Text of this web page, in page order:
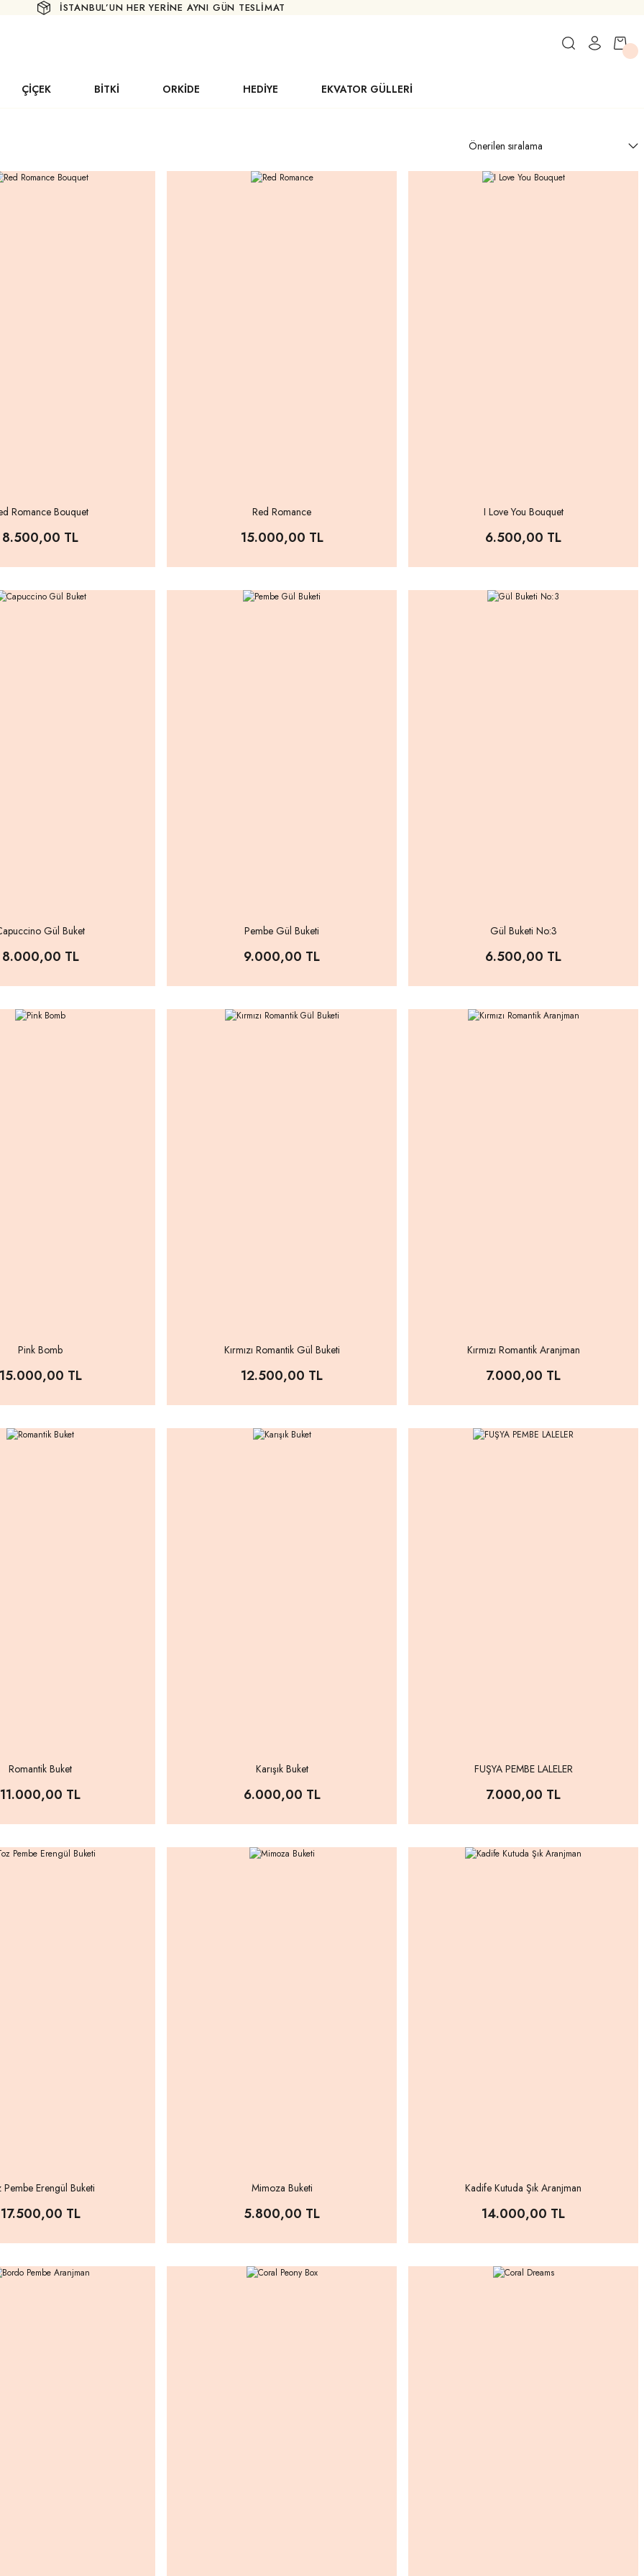
İSTANBUL’UN HER YERİNE AYNI GÜN TESLİMAT
ÇİÇEK BİTKİ ORKİDE HEDİYE EKVATOR GÜLLERİ
Romance Bouquet
8.500,00 TL
Red Romance
15.000,00 TL
I Love You Bouquet
6.500,00 TL
Gül Buket
8.000,00 TL
Pembe Gül Buketi
9.000,00 TL
Gül Buketi No:3
6.500,00 TL
Pink Bomb
TL
Kırmızı Romantik Gül Buketi
12.500,00 TL
Kırmızı Romantik Aranjman
7.000,00 TL
Romantik Buket
11.000,00 TL
Karışık Buket
6.000,00 TL
FUŞYA PEMBE LALELER
7.000,00 TL
Pembe Erengül Buketi
17.500,00 TL
Mimoza Buketi
5.800,00 TL
Kadife Kutuda Şık Aranjman
14.000,00 TL